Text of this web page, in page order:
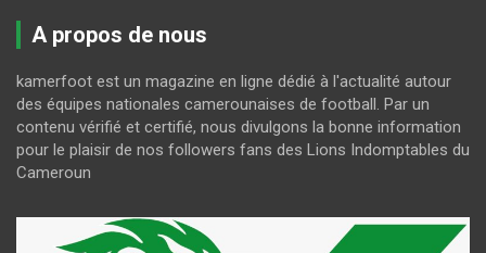
A propos de nous
kamerfoot est un magazine en ligne dédié à l'actualité autour
des équipes nationales camerounaises de football. Par un
contenu vérifié et certifié, nous divulgons la bonne information
pour le plaisir de nos followers fans des Lions Indomptables du
Cameroun